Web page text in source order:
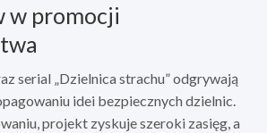
w promocji
serial „Dzielnica strachu” odgrywają
idei bezpiecznych dzielnic.
projekt zyskuje szeroki zasięg, a